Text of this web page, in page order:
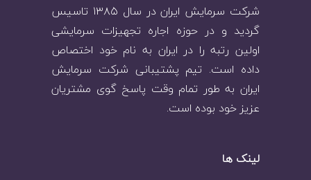
شرکت سرمایش ایران در سال ۱۳۸۵ تاسیس
گردید و در حوزه اجاره تجهیزات سرمایشی
اولین رتبه را در ایران به نام خود اختصاص
داده است. تیم پشتیبانی شرکت سرمایش
ایران به طور تمام وقت پاسخ گوی مشتریان
عزیز خود بوده است.
لینک ها